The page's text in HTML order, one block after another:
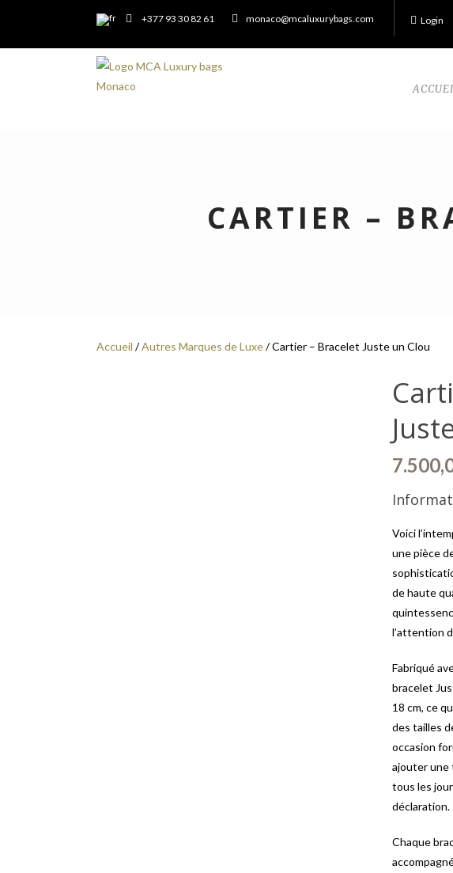
+377 93 30 82 61 monaco@mcaluxurybags.com Login
CARTIER –
Accueil /Autres Marques de Luxe/ Cartier – Bracelet Juste un Clou
Voici
une pièce
de haute
l’attention
Fabriqué
bracelet
18 cm, ce
des tailles
occasion
ajouter une
tous les
déclaration.
Chaque